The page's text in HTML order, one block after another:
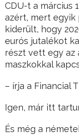
CDU-t a március
azért, mert
kiderült, hogy
eurós jutalékot
részt vett egy az
maszkokkal
– írja a Financial
Igen, már itt
És még a